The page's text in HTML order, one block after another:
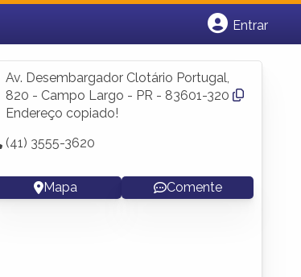
Entrar
Fazer login
Criar conta
Av. Desembargador Clotário Portugal,
820 - Campo Largo - PR - 83601-320
Endereço copiado!
(41) 3555-3620
Mapa Comente